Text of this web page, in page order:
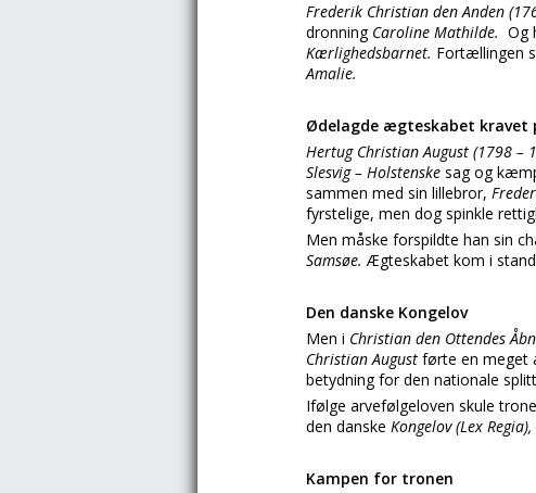
Frederik Christian den Anden
dronning Caroline Mathilde. Og
Kærlighedsbarnet. Fortællingen
Amalie.
Ødelagde ægteskabet kravet
Hertug Christian August (1798 –
Slesvig – Holstenske sag og
sammen med sin lillebror,
fyrstelige, men dog spinkle
Men måske forspildte han sin
Samsøe.Ægteskabet kom i
Den danske Kongelov
Men i Christian den Ottendes
Christian August førte en meget
betydning for den nationale
Ifølge arvefølgeloven skule
den danske Kongelov (Lex Regia),
Kampen for tronen